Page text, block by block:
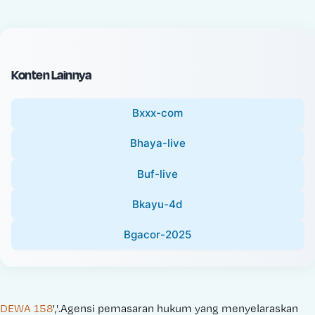
c
e
Konten Lainnya
Bxxx-com
Bhaya-live
Buf-live
Bkayu-4d
Bgacor-2025
DEWA 158','.Agensi pemasaran hukum yang menyelaraskan